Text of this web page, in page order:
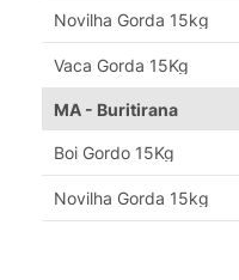
Novilha Gorda 15kg
Vaca Gorda 15Kg
MA - Buritirana
Boi Gordo 15Kg
Novilha Gorda 15kg